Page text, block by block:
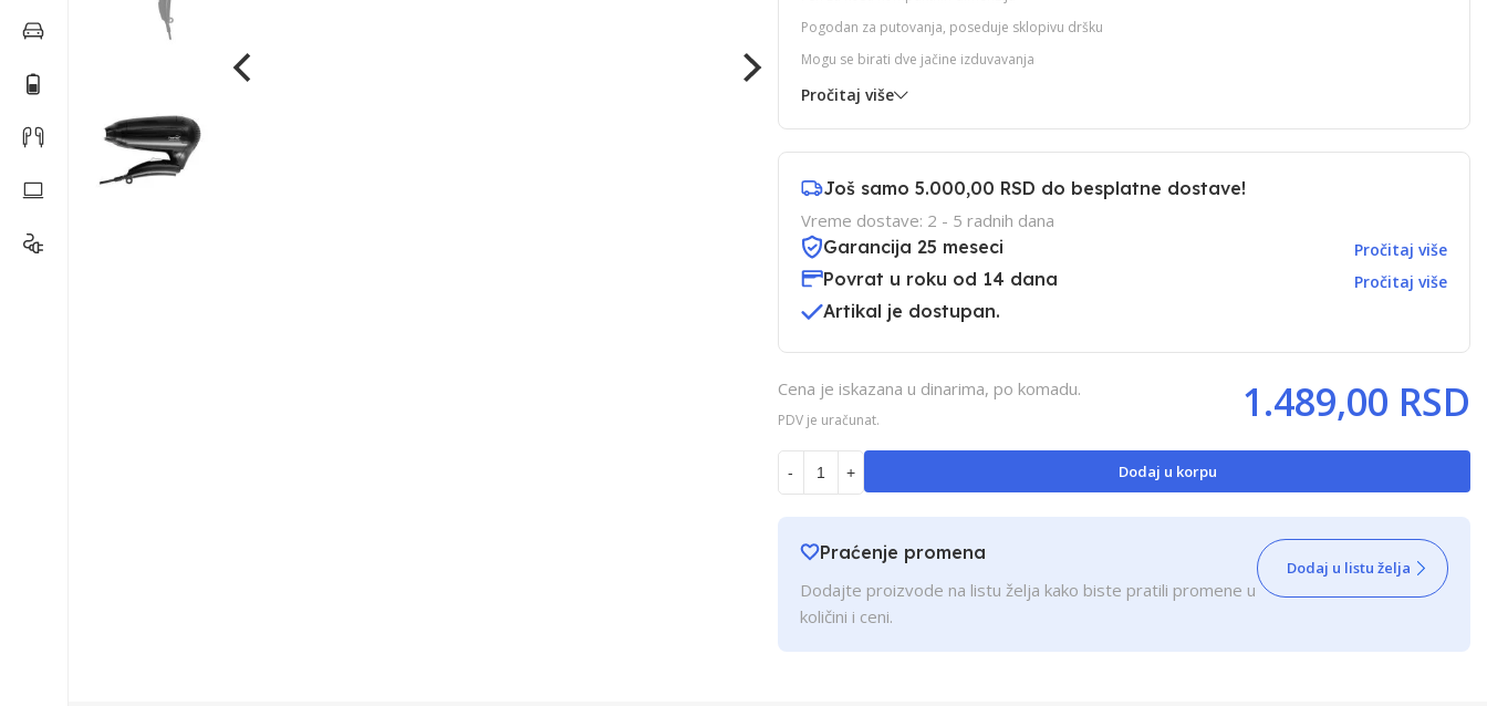
Pogodan za putovanja, poseduje sklopivu dršku
Mogu se birati dve jačine izduvavanja
Pročitaj više
Još samo 5.000,00 RSD do besplatne dostave!
Vreme dostave: 2 - 5 radnih dana
Garancija 25 meseci
Pročitaj više
Povrat u roku od 14 dana Pročitaj više
Artikal je dostupan.
Cena je iskazana u dinarima, po komadu.
PDV je uračunat. 1.489,00 RSD
- + Dodaj u korpu
Praćenje promena
Dodajte proizvode na listu želja kako biste pratili promene u
količini i ceni.
Dodaj u listu želja